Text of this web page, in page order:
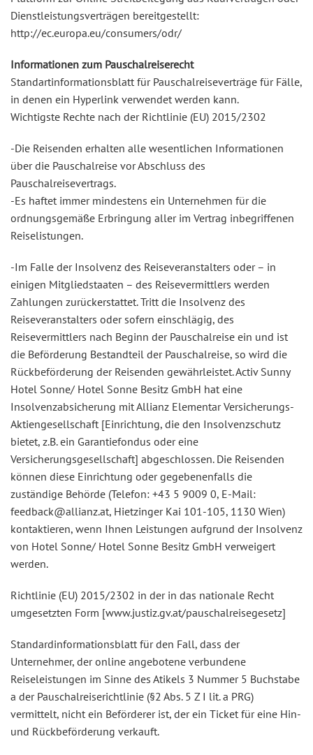
Dienstleistungsverträgen bereitgestellt:
http://ec.europa.eu/consumers/odr/
Informationen zum Pauschalreiserecht
Standartinformationsblatt für Pauschalreiseverträge für Fälle,
in denen ein Hyperlink verwendet werden kann.
Wichtigste Rechte nach der Richtlinie (EU) 2015/2302
-Die Reisenden erhalten alle wesentlichen Informationen
über die Pauschalreise vor Abschluss des
Pauschalreisevertrags.
-Es haftet immer mindestens ein Unternehmen für die
ordnungsgemäße Erbringung aller im Vertrag inbegriffenen
Reiselistungen.
-Im Falle der Insolvenz des Reiseveranstalters oder – in
einigen Mitgliedstaaten – des Reisevermittlers werden
Zahlungen zurückerstattet. Tritt die Insolvenz des
Reiseveranstalters oder sofern einschlägig, des
Reisevermittlers nach Beginn der Pauschalreise ein und ist
die Beförderung Bestandteil der Pauschalreise, so wird die
Rückbeförderung der Reisenden gewährleistet. Activ Sunny
Hotel Sonne/ Hotel Sonne Besitz GmbH hat eine
Insolvenzabsicherung mit Allianz Elementar Versicherungs-
Aktiengesellschaft [Einrichtung, die den Insolvenzschutz
bietet, z.B. ein Garantiefondus oder eine
Versicherungsgesellschaft] abgeschlossen. Die Reisenden
können diese Einrichtung oder gegebenenfalls die
zuständige Behörde (Telefon: +43 5 9009 0, E-Mail:
feedback@allianz.at, Hietzinger Kai 101-105, 1130 Wien)
kontaktieren, wenn Ihnen Leistungen aufgrund der Insolvenz
von Hotel Sonne/ Hotel Sonne Besitz GmbH verweigert
werden.
Richtlinie (EU) 2015/2302 in der in das nationale Recht
umgesetzten Form [www.justiz.gv.at/pauschalreisegesetz]
Standardinformationsblatt für den Fall, dass der
Unternehmer, der online angebotene verbundene
Reiseleistungen im Sinne des Atikels 3 Nummer 5 Buchstabe
a der Pauschalreiserichtlinie (§2 Abs. 5 Z I lit. a PRG)
vermittelt, nicht ein Beförderer ist, der ein Ticket für eine Hin-
und Rückbeförderung verkauft.